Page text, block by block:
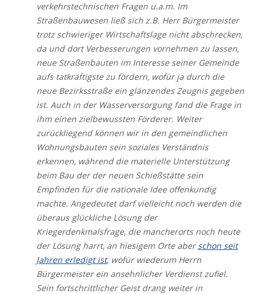
verkehrstechnischen Fragen u.a.m. Im
Straßenbauwesen ließ sich z.B. Herr Bürgermeister
trotz schwieriger Wirtschaftslage nicht abschrecken,
da und dort Verbesserungen vornehmen zu lassen,
neue Straßenbauten im Interesse seiner Gemeinde
aufs tatkräftigste zu fördern, wofür ja durch die
neue Bezirksstraße ein glänzendes Zeugnis gegeben
ist. Auch in der Wasserversorgung fand die Frage in
ihm einen zielbewussten Förderer. Weiter
zurückliegend können wir in den gemeindlichen
Wohnungsbauten sein soziales Verständnis
erkennen, während die materielle Unterstützung
beim Bau der der neuen Schießstätte sein
Empfinden für die nationale Idee offenkundig
machte. Angedeutet darf vielleicht noch werden die
überaus glückliche Lösung der
Kriegerdenkmalsfrage, die mancherorts noch heute
der Lösung harrt, an hiesigem Orte aberschon seit
Jahren erledigt ist, wofür wiederum Herrn
Bürgermeister ein ansehnlicher Verdienst zufiel.
Sein fortschrittlicher Geist drang weiter in